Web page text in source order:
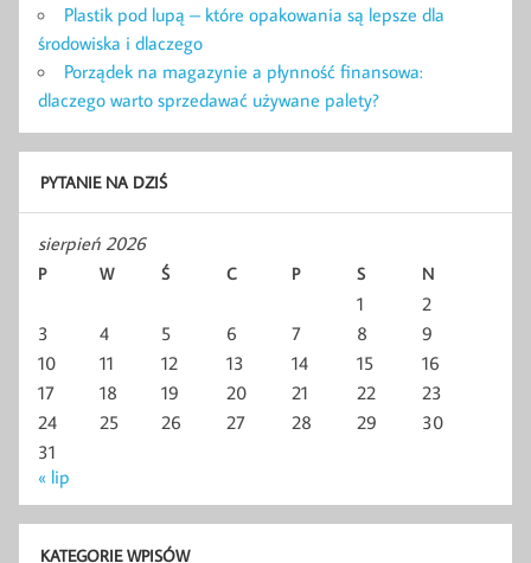
Plastik pod lupą – które opakowania są lepsze dla
środowiska i dlaczego
Porządek na magazynie a płynność finansowa:
dlaczego warto sprzedawać używane palety?
PYTANIE NA DZIŚ
sierpień 2026
P W Ś C P S N
1
2
3
4 5 6 7 8
9
10
11 12 13 14 15
16
17
18 19 20 21 22
23
24
25 26 27 28 29
30
31
« lip
KATEGORIE WPISÓW